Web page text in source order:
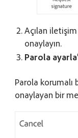
Açılan
onaylayın.
Parola ayarla
Parola korumalı
onaylayan bir